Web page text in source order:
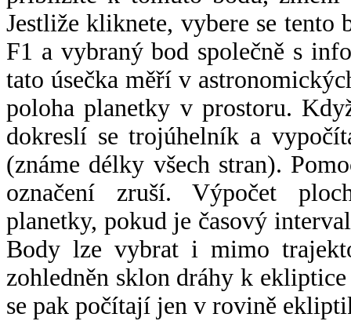
Jestliže kliknete, vybere se tento
F1 a vybraný bod společně s
tato úsečka měří v
poloha planetky v prostoru.
dokreslí se trojúhelník a
(známe délky všech stran).
označení zruší. Výpočet
planetky, pokud je časový
Body lze vybrat i mimo
zohledněn sklon dráhy k
se pak počítají jen v rovině